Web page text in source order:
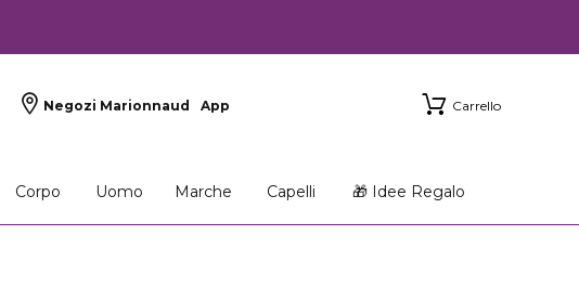
Negozi Marionnaud App Carrello
Corpo Uomo Marche Capelli 🎁 Idee Regalo